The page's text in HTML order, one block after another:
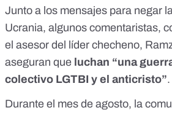
Junto a los mensajes para negar
Ucrania, algunos comentaristas,
el asesor del líder checheno,
aseguran que luchan “una
colectivo LGTBI y el anticristo”.
Durante el mes de agosto, la